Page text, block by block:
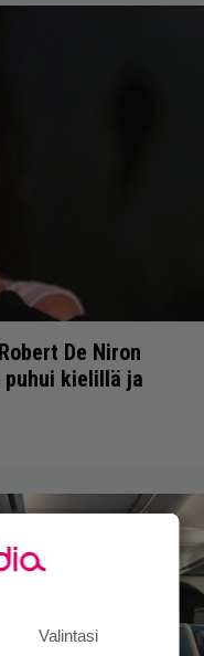
De Niron
puhui kielillä ja
Valintasi